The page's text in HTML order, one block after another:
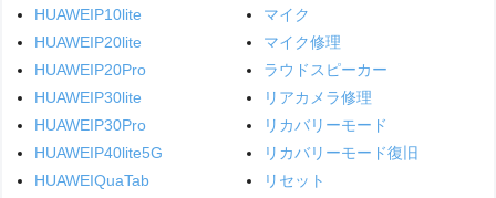
HUAWEIP10lite
HUAWEIP20lite
HUAWEIP20Pro
HUAWEIP30lite
HUAWEIP30Pro
HUAWEIP40lite5G
HUAWEIQuaTab
マイク
マイク修理
ラウドスピーカー
リアカメラ修理
リカバリーモード
リカバリーモード復旧
リセット